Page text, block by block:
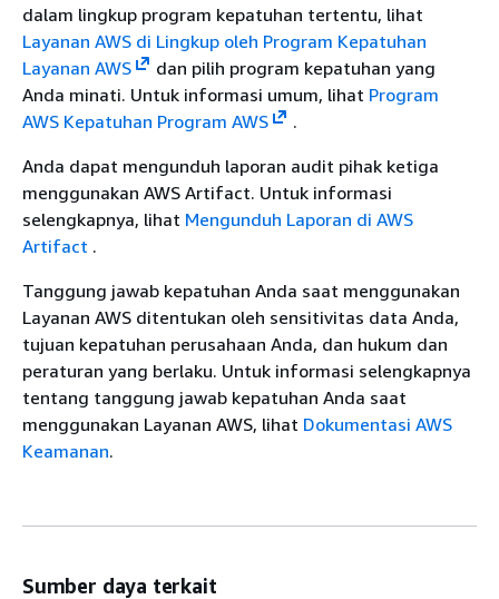
dalam lingkup program kepatuhan tertentu, lihat
Layanan AWS di Lingkup oleh Program Kepatuhan
Layanan AWS
dan pilih program kepatuhan yang
Anda minati. Untuk informasi umum, lihat Program
AWS Kepatuhan Program AWS
.
Anda dapat mengunduh laporan audit pihak ketiga
menggunakan AWS Artifact. Untuk informasi
selengkapnya, lihat Mengunduh Laporan di AWS
Artifact .
Tanggung jawab kepatuhan Anda saat menggunakan
Layanan AWS ditentukan oleh sensitivitas data Anda,
tujuan kepatuhan perusahaan Anda, dan hukum dan
peraturan yang berlaku. Untuk informasi selengkapnya
tentang tanggung jawab kepatuhan Anda saat
menggunakan Layanan AWS, lihat Dokumentasi AWS
Keamanan.
Sumber daya terkait